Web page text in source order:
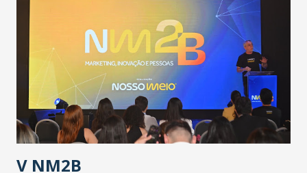
epidemia comum, como temos em todos os anos, com
aumento de casos de dengue, influenza ou H1N1. Trata-se
de uma epidemia com um vírus diferente, com um poder de
contaminação maior que outros coronavírus”, apontou o
secretário. Segundo ele, é uma epidemia com chance de
contaminação alta, podendo gerar um grande risco à
população e ao sistema de saúde. “Precisamos saber fazer a
estratificação do risco da doença, para não so...
V NM2B